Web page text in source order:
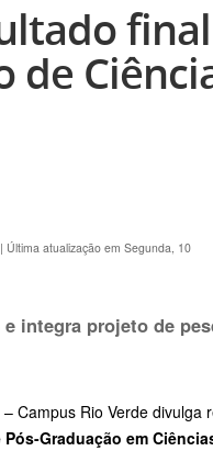
| Última atualização em Segunda, 10
integra projeto de
Campus Rio Verde divulga
Pós-Graduação em